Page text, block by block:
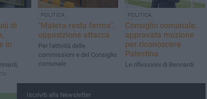
di
in
POLITICA
"Matera resta ferma",
opposizione attacca
Per l'attività delle
commissioni e del Consiglio
comunale
POLITICA
Consiglio comunale:
approvata mozione
per riconoscere
Palestina
Le riflessioni di Bennardi
Iscriviti alla Newsletter